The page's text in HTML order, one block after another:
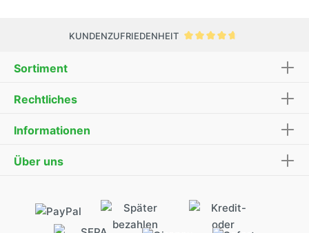
KUNDENZUFRIEDENHEIT
Sortiment
Rechtliches
Informationen
Über uns